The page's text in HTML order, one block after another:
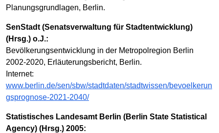
Planungsgrundlagen, Berlin.
SenStadt (Senatsverwaltung für Stadtentwicklung)
(Hrsg.) o.J.:
Bevölkerungsentwicklung in der Metropolregion Berlin
2002-2020, Erläuterungsbericht, Berlin.
Internet:
www.berlin.de/sen/sbw/stadtdaten/stadtwissen/bevoelkerun
gsprognose-2021-2040/
Statistisches Landesamt Berlin (Berlin State Statistical
Agency) (Hrsg.) 2005: